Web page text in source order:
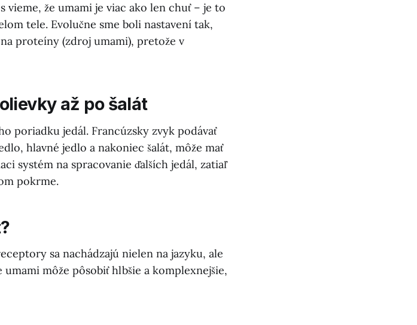
vieme, že umami je viac ako len chuť – je to
tele. Evolučne sme boli nastavení tak,
proteíny (zdroj umami), pretože v
až po šalát
poriadku jedál. Francúzsky zvyk podávať
hlavné jedlo a nakoniec šalát, môže mať
systém na spracovanie ďalších jedál, zatiaľ
pokrme.
sa nachádzajú nielen na jazyku, ale
umami môže pôsobiť hlbšie a komplexnejšie,